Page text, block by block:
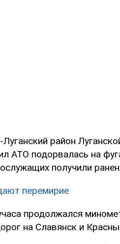
район
АТО подорвалась на
получили
перемирие
продолжался
на Славянск и